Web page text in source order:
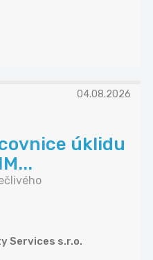
04.08.2026
úklidu
Services s.r.o.